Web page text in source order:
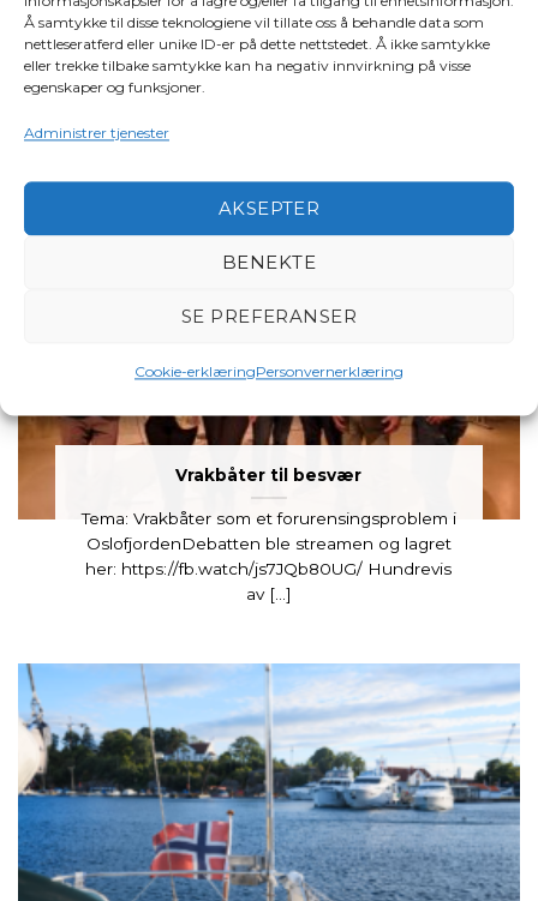
Å samtykke til disse teknologiene vil tillate oss å behandle data som
nettleseratferd eller unike ID-er på dette nettstedet. Å ikke samtykke
eller trekke tilbake samtykke kan ha negativ innvirkning på visse
egenskaper og funksjoner.
Administrer tjenester
AKSEPTER
BENEKTE
SE PREFERANSER
Cookie-erklæringPersonvernerklæring
I dag hadde vår generalsekretær en
opptreden på Nyhetsmorgen på NRK, hvor
han gir tips [...]
Vrakbåter til besvær
Tema: Vrakbåter som et forurensingsproblem i
OslofjordenDebatten ble streamen og lagret
her: https://fb.watch/js7JQb80UG/ Hundrevis
av [...]